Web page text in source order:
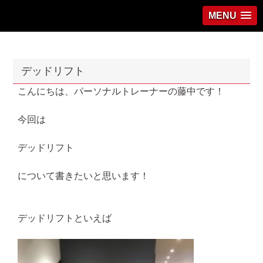
MENU
デッドリフト
こんにちは、パーソナルトレーナーの藤中です！
今回は
デッドリフト
について書きたいと思います！
デッドリフトといえば